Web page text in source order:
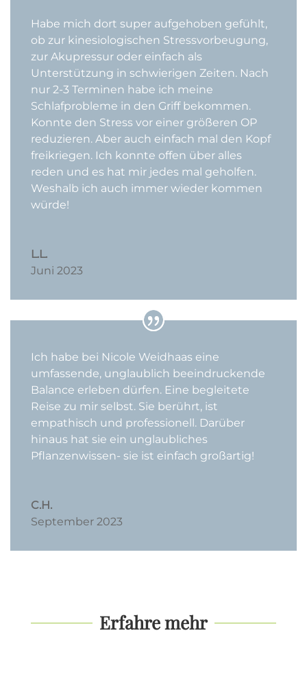
Habe mich dort super aufgehoben gefühlt,
ob zur kinesiologischen Stressvorbeugung,
zur Akupressur oder einfach als
Unterstützung in schwierigen Zeiten. Nach
nur 2-3 Terminen habe ich meine
Schlafprobleme in den Griff bekommen.
Konnte den Stress vor einer größeren OP
reduzieren. Aber auch einfach mal den Kopf
freikriegen. Ich konnte offen über alles
reden und es hat mir jedes mal geholfen.
Weshalb ich auch immer wieder kommen
würde!
L.L.
Juni 2023
Ich habe bei Nicole Weidhaas eine
umfassende, unglaublich beeindruckende
Balance erleben dürfen. Eine begleitete
Reise zu mir selbst. Sie berührt, ist
empathisch und professionell. Darüber
hinaus hat sie ein unglaubliches
Pflanzenwissen- sie ist einfach großartig!
C.H.
September 2023
Erfahre mehr